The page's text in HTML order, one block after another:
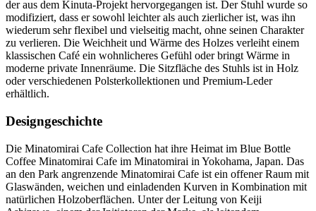
der aus dem Kinuta-Projekt hervorgegangen ist. Der Stuhl wurde so
modifiziert, dass er sowohl leichter als auch zierlicher ist, was ihn
wiederum sehr flexibel und vielseitig macht, ohne seinen Charakter
zu verlieren. Die Weichheit und Wärme des Holzes verleiht einem
klassischen Café ein wohnlicheres Gefühl oder bringt Wärme in
moderne private Innenräume. Die Sitzfläche des Stuhls ist in Holz
oder verschiedenen Polsterkollektionen und Premium-Leder
erhältlich.
Designgeschichte
Die Minatomirai Cafe Collection hat ihre Heimat im Blue Bottle
Coffee Minatomirai Cafe im Minatomirai in Yokohama, Japan. Das
an den Park angrenzende Minatomirai Cafe ist ein offener Raum mit
Glaswänden, weichen und einladenden Kurven in Kombination mit
natürlichen Holzoberflächen. Unter der Leitung von Keiji